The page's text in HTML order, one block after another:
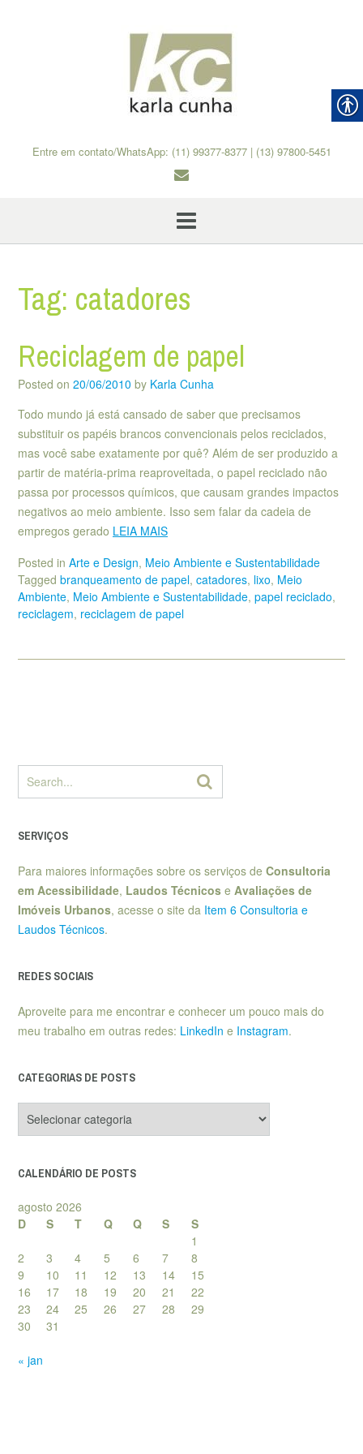
Entre em contato/WhatsApp: (11) 99377-8377 | (13) 97800-5451
Tag: catadores
Reciclagem de papel
Posted on 20/06/2010 by Karla Cunha
Todo mundo já está cansado de saber que precisamos
substituir os papéis brancos convencionais pelos reciclados,
mas você sabe exatamente por quê? Além de ser produzido a
partir de matéria-prima reaproveitada, o papel reciclado não
passa por processos químicos, que causam grandes impactos
negativos ao meio ambiente. Isso sem falar da cadeia de
empregos gerado LEIA MAIS
Posted in Arte e Design, Meio Ambiente e Sustentabilidade
Tagged branqueamento de papel, catadores, lixo, Meio
Ambiente, Meio Ambiente e Sustentabilidade, papel reciclado,
reciclagem, reciclagem de papel
SERVIÇOS
Para maiores informações sobre os serviços de Consultoria
em Acessibilidade, Laudos Técnicos e Avaliações de
Imóveis Urbanos, acesse o site da Item 6 Consultoria e
Laudos Técnicos.
REDES SOCIAIS
Aproveite para me encontrar e conhecer um pouco mais do
meu trabalho em outras redes: LinkedIn e Instagram.
CATEGORIAS DE POSTS
de
CALENDÁRIO DE POSTS
agosto 2026
D
S T Q Q S
S
1
2
3 4 5 6 7
8
9
10 11 12 13 14
15
16
17 18 19 20 21
22
23
24 25 26 27 28
29
30
31
« jan